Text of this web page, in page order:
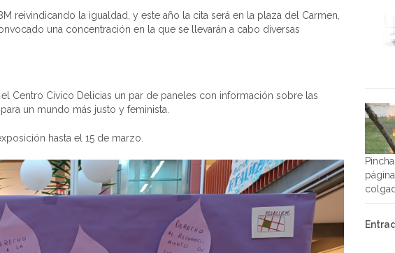
reivindicando la igualdad, y este año la cita será en la plaza del Carmen,
una concentración en la que se llevarán a cabo diversas
Centro Cívico Delicias un par de paneles con información sobre las
un mundo más justo y feminista.
hasta el 15 de marzo.